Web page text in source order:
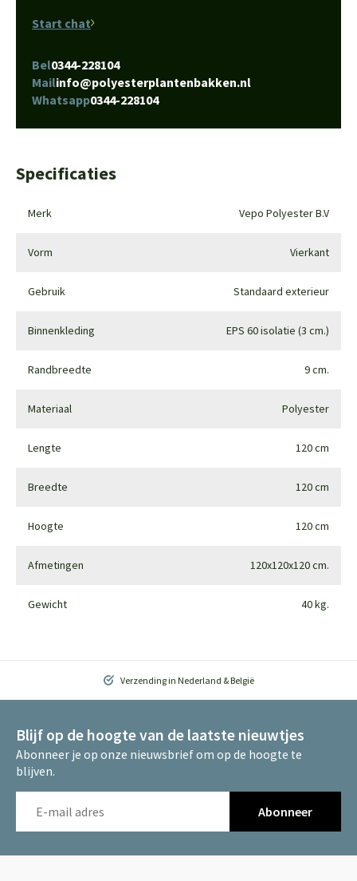
Start chat
Bel0344-228104
Mailinfo@polyesterplantenbakken.nl
Whatsapp0344-228104
Specificaties
Merk Vepo Polyester B.V
Vorm Vierkant
Gebruik Standaard exterieur
Binnenkleding EPS 60 isolatie (3 cm.)
Randbreedte 9 cm.
Materiaal Polyester
Lengte 120 cm
Breedte 120 cm
Hoogte 120 cm
Afmetingen 120x120x120 cm.
Gewicht 40 kg.
Verzending in Nederland & België
Blijf op de hoogte van de laatste nieuwtjes
Abonneer je op onze nieuwsbrief om op de hoogte te
blijven.
Abonneer